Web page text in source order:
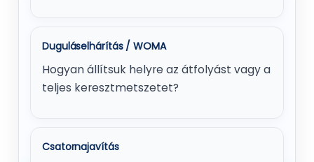
Duguláselhárítás / WOMA
Hogyan állítsuk helyre az átfolyást vagy a
teljes keresztmetszetet?
Csatornajavítás